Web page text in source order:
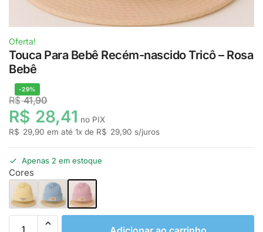
Oferta!
Touca Para Bebê Recém-nascido Tricô – Rosa
Bebê
-29%
R$41,90
R$ 28,41 no PIX
R$ 29,90 em até 1x de R$ 29,90 s/juros
Apenas 2 em estoque
Cores